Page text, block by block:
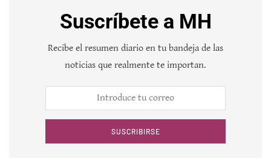
Suscríbete a MH
Recibe el resumen diario en tu bandeja de las
noticias que realmente te importan.
SUSCRIBIRSE